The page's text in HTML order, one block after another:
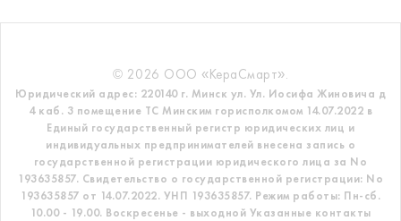
© 2026 ООО «КераСмарт».
Юридический адрес: 220140 г. Минск ул. Ул. Иосифа Жиновича д
4 каб. 3 помещение ТС Минским горисполкомом 14.07.2022 в
Единый государственный регистр юридических лиц и
индивидуальных предпринимателей внесена запись о
государственной регистрации юридического лица за No
193635857. Свидетельство о государственной регистрации: No
193635857 от 14.07.2022. УНП 193635857. Режим работы: Пн-сб.
10.00 - 19.00. Воскресенье - выходной Указанные контакты